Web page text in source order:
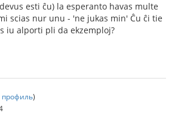
esti ĉu) la esperanto havas multe
scias nur unu - 'ne jukas min' Ĉu ĉi tie
iu alporti pli da ekzemploj?
профиль)